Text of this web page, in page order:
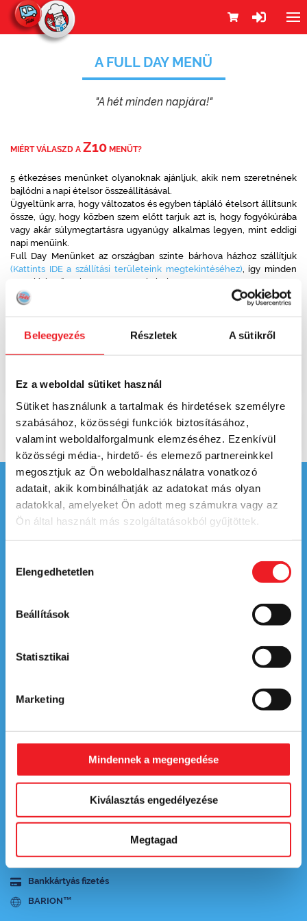
Beleegyezés Részletek A sütikről
Ez a weboldal sütiket használ
Sütiket használunk a tartalmak és hirdetések személyre
szabásához, közösségi funkciók biztosításához,
valamint weboldalforgalmunk elemzéséhez. Ezenkívül
közösségi média-, hirdető- és elemező partnereinkkel
megosztjuk az Ön weboldalhasználatra vonatkozó
adatait, akik kombinálhatják az adatokat más olyan
adatokkal, amelyeket Ön adott meg számukra vagy az
Ön által használt más szolgáltatásokból gyűjtöttek.
kiválasztása
Elengedhetetlen
Beállítások
Statisztikai
Marketing
Mindennek a megengedése
Kiválasztás engedélyezése
Megtagad
A FULL DAY MENÜ
"A hét minden napjára!"
MIÉRT VÁLASZD A Z10 MENÜT?
5 étkezéses menünket olyanoknak ajánljuk, akik nem szeretnének
bajlódni a napi ételsor összeállításával.
Ügyeltünk arra, hogy változatos és egyben tápláló ételsort állítsunk
össze, úgy, hogy közben szem előtt tarjuk azt is, hogy fogyókúrába
vagy akár súlymegtartásra ugyanúgy alkalmas legyen, mint eddigi
napi menüink.
Full Day Menünket az országban szinte bárhova házhoz szállítjuk
(Kattints IDE a szállítási területeink megtekintéséhez), így minden
nap elérhető otthon vagy a munkahelyen.
Az Full Day menüt minden héten megtalálhatod az étlapunkZ10
KAPCSOLAT
Bankkártyás fizetés
BARION™